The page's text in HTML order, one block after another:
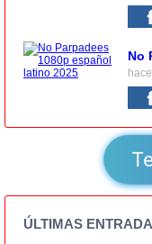
No
ÚLTIMAS